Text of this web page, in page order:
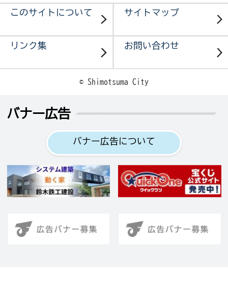
このサイトについて サイトマップ
リンク集 お問い合わせ
© Shimotsuma City
バナー広告
バナー広告について